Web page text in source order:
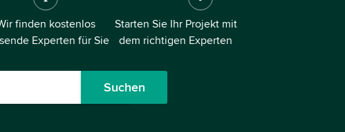
finden kostenlos
Experten für Sie
Starten Sie Ihr Projekt mit
dem richtigen Experten
Suchen